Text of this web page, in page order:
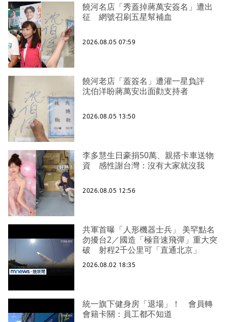
饒河名店「秀蓋掉蔣萬安簽名」遭出
征 網號召刷五星幫補血
2026.08.05 07:59
饒河老店「蓋簽名」遭灌一星負評
沈伯洋盼蔣萬安出面勸支持者
2026.08.05 13:50
李多慧生日豪捐50萬、親搭卡車送物
資 感性謝台灣：沒有大家就沒我
2026.08.05 12:56
共軍首曝「人形機器士兵」 美罕點名
勿擾台2／國造「極音速飛彈」重大突
破 射程2千公里可「直通北京」
2026.08.02 18:35
統一旗下健身房「退場」！ 會員轉
會籍卡關：員工都不知道